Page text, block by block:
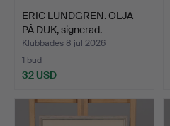
ERIC LUNDGREN. OLJA
PÅ DUK, signerad.
Klubbades 8 jul 2026
1 bud
32 USD